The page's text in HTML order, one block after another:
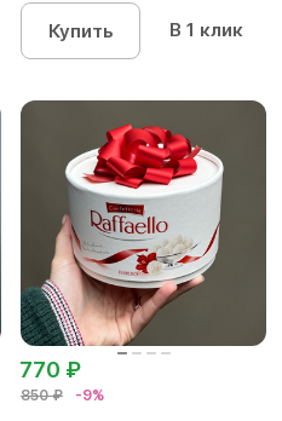
Купить В 1 клик
850 ₽ -9%
770 ₽